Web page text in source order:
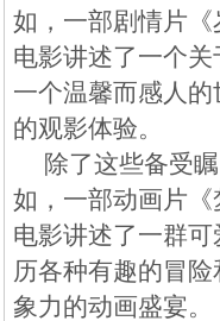
如，一部剧情片
电影讲述了一个
一个温馨而感人
的观影体验。
除了这些备受
如，一部动画片
电影讲述了一群
历各种有趣的冒
象力的动画盛宴。